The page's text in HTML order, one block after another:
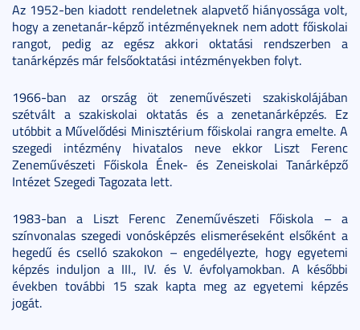
Az 1952-ben kiadott rendeletnek alapvető hiányossága volt,
hogy a zenetanár-képző intézményeknek nem adott főiskolai
rangot, pedig az egész akkori oktatási rendszerben a
tanárképzés már felsőoktatási intézményekben folyt.
1966-ban az ország öt zeneművészeti szakiskolájában
szétvált a szakiskolai oktatás és a zenetanárképzés. Ez
utóbbit a Művelődési Minisztérium főiskolai rangra emelte. A
szegedi intézmény hivatalos neve ekkor Liszt Ferenc
Zeneművészeti Főiskola Ének- és Zeneiskolai Tanárképző
Intézet Szegedi Tagozata lett.
1983-ban a Liszt Ferenc Zeneművészeti Főiskola – a
színvonalas szegedi vonósképzés elismeréseként elsőként a
hegedű és cselló szakokon – engedélyezte, hogy egyetemi
képzés induljon a III., IV. és V. évfolyamokban. A későbbi
években további 15 szak kapta meg az egyetemi képzés
jogát.